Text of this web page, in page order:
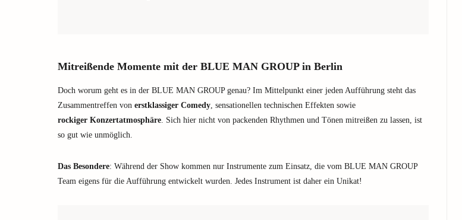
Mitreißende Momente mit der BLUE MAN GROUP in Berlin
Doch worum geht es in der BLUE MAN GROUP genau? Im Mittelpunkt einer jeden Aufführung steht das
Zusammentreffen von erstklassiger Comedy, sensationellen technischen Effekten sowie
rockiger Konzertatmosphäre. Sich hier nicht von packenden Rhythmen und Tönen mitreißen zu lassen, ist
so gut wie unmöglich.
Das Besondere: Während der Show kommen nur Instrumente zum Einsatz, die vom BLUE MAN GROUP
Team eigens für die Aufführung entwickelt wurden. Jedes Instrument ist daher ein Unikat!